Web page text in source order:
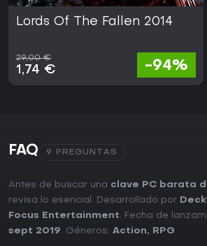
Lords Of The Fallen 2014
29,00 €
1,74 € -94%
FAQ 9 PREGUNTAS
Antes de buscar una clave PC barata
revisa lo esencial. Desarrollado por
Focus Entertainment. Fecha de
sept 2019. Géneros: Action, RPG.